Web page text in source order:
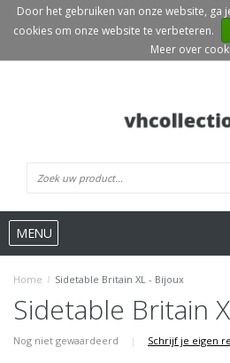
MENU
Home / Sidetable Britain XL - Bijoux
Sidetable Britain
Nog niet gewaardeerd | Schrijf je eigen
Door het gebruiken van onze website, ga
cookies om onze website te verbeteren.
Meer over